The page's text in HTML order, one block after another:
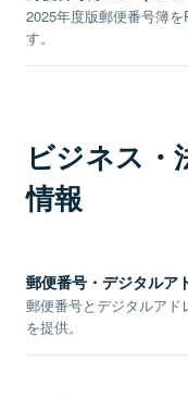
2025年度版郵便番号簿
す。
ビジネス・
情報
郵便番号・デジタルア
郵便番号とデジタルア
を提供。